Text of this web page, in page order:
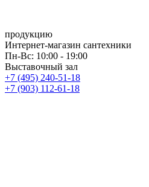
продукцию
Интернет-магазин сантехники
Пн-Вс: 10:00 - 19:00
Выставочный зал
+7 (495) 240-51-18
+7 (903) 112-61-18